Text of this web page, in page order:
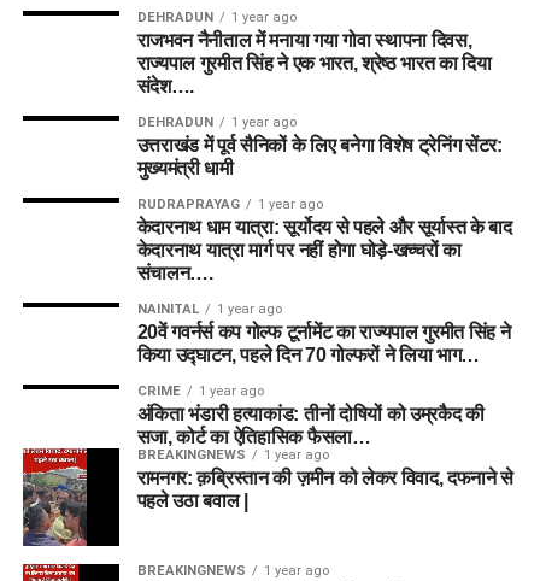
DEHRADUN 1 year ago
राजभवन नैनीताल में मनाया गया गोवा स्थापना दिवस,
राज्यपाल गुरमीत सिंह ने एक भारत, श्रेष्ठ भारत का दिया
संदेश….
DEHRADUN 1 year ago
उत्तराखंड में पूर्व सैनिकों के लिए बनेगा विशेष ट्रेनिंग सेंटर:
मुख्यमंत्री धामी
RUDRAPRAYAG 1 year ago
केदारनाथ धाम यात्रा: सूर्योदय से पहले और सूर्यास्त के बाद
केदारनाथ यात्रा मार्ग पर नहीं होगा घोड़े-खच्चरों का
संचालन….
NAINITAL 1 year ago
20वें गवर्नर्स कप गोल्फ टूर्नामेंट का राज्यपाल गुरमीत सिंह ने
किया उद्घाटन, पहले दिन 70 गोल्फरों ने लिया भाग…
CRIME 1 year ago
अंकिता भंडारी हत्याकांड: तीनों दोषियों को उम्रकैद की
सजा, कोर्ट का ऐतिहासिक फैसला…
BREAKINGNEWS 1 year ago
रामनगर: क़ब्रिस्तान की ज़मीन को लेकर विवाद, दफनाने से
पहले उठा बवाल |
BREAKINGNEWS 1 year ago